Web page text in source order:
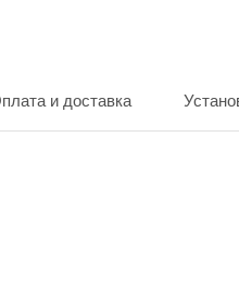
и доставка